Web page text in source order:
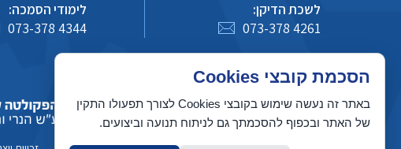
לשכת הדיקן:
073-378 4261
לימודי הסמכה:
073-378 4344
הסכמת קובצי Cookies
באתר זה נעשה שימוש בקובצי Cookies לצורך תפעולו התקין
של האתר ובכפוף להסכמתך גם לניתוח תנועה וביצועים.